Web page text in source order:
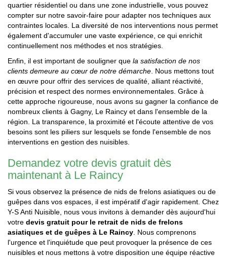
quartier résidentiel ou dans une zone industrielle, vous pouvez
compter sur notre savoir-faire pour adapter nos techniques aux
contraintes locales. La diversité de nos interventions nous permet
également d'accumuler une vaste expérience, ce qui enrichit
continuellement nos méthodes et nos stratégies.
Enfin, il est important de souligner que la satisfaction de nos
clients demeure au cœur de notre démarche . Nous mettons tout
en œuvre pour offrir des services de qualité, alliant réactivité,
précision et respect des normes environnementales. Grâce à
cette approche rigoureuse, nous avons su gagner la confiance de
nombreux clients à Gagny, Le Raincy et dans l'ensemble de la
région. La transparence, la proximité et l'écoute attentive de vos
besoins sont les piliers sur lesquels se fonde l'ensemble de nos
interventions en gestion des nuisibles.
Demandez votre devis gratuit dès
maintenant à Le Raincy
Si vous observez la présence de nids de frelons asiatiques ou de
guêpes dans vos espaces, il est impératif d'agir rapidement. Chez
Y-S Anti Nuisible, nous vous invitons à demander dès aujourd'hui
votre devis gratuit pour le retrait de nids de frelons
asiatiques et de guêpes à Le Raincy . Nous comprenons
l'urgence et l'inquiétude que peut provoquer la présence de ces
nuisibles et nous mettons à votre disposition une équipe réactive